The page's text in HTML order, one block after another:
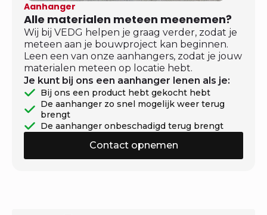
Aanhanger
Alle materialen meteen meenemen?
Wij bij VEDG helpen je graag verder, zodat je
meteen aan je bouwproject kan beginnen.
Leen een van onze aanhangers, zodat je jouw
materialen meteen op locatie hebt.
Je kunt bij ons een aanhanger lenen als je:
Bij ons een product hebt gekocht hebt
De aanhanger zo snel mogelijk weer terug
brengt
De aanhanger onbeschadigd terug brengt
Contact opnemen